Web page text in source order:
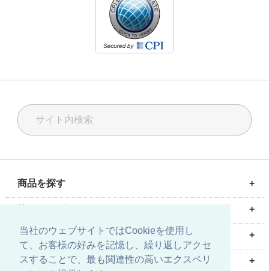
当社のウェブサイトではCookieを使用し
て、お客様の好みを記憶し、繰り返しアクセ
スすることで、最も関連性の高いエクスペリ
商品を探す
+
計測ソリューション
校正ソリューション
油空圧ソリューション
校正サービス
修理・メンテナンス
輸入代行サービス
+
測定器・計測器の校正サービス
圧力校正
温度校正
質量校正
気体流量校正
電気校正
圧力校正セミナー
大手技研について
+
会社情報
事業所案内・地図
環境方針
お問い合わせ
採用情報
English site is here. +